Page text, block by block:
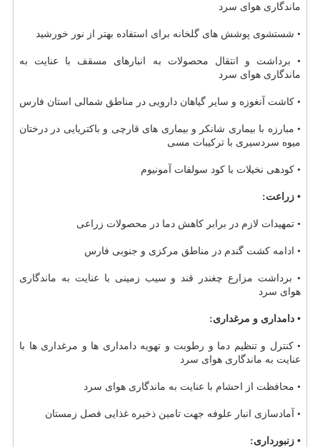
ماندگاری هوای سرد
• شستشوی پوشش های گلخانه برای استفاده بهتر از نور خورشید
• برداشت و انتقال محصولات به انبارهای مسقف با عنایت به
ماندگاری هوای سرد
• كاشت آنغوزه و سایر گیاهان دارویی در مناطق شمالی استان فارس
• مبارزه با بیماری شانكر و بیماری های قارچی و باكتریایی در درختان
میوه سردسیری با تركیبات مسی
• كودهی نخیلات با كود سولفات آمونیوم
• زراعت:
• تمهیدات لازم در برابر كاهش دما در محصولات زراعی
• ادامه كشت گندم در مناطق مركزی و جنوبی فارس
• برداشت مزارع چغندر قند و سیب زمینی با عنایت به ماندگاری
هوای سرد
• دامداری و مرغداری:
• كنترل و تنظیم دما و رطوبت و تهویه دامداری ها و مرغداری ها با
عنایت به ماندگاری هوای سرد
• محافظت از احشام با عنایت به ماندگاری هوای سرد
• آمادسازی انبار علوفه جهت تامین ذخیره غذایی فصل زمستان
• زنبورداری: